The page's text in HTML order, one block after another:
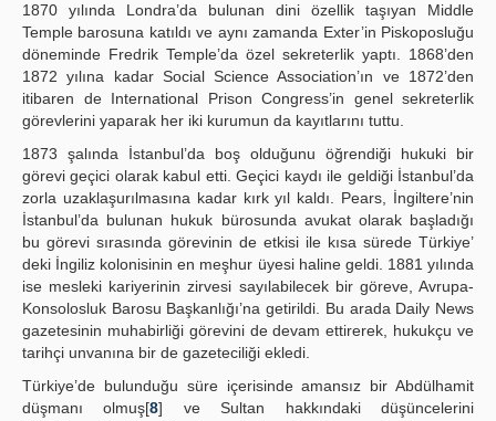
1870 yılında Londra’da bulunan dini özellik taşıyan Middle
Temple barosuna katıldı ve aynı zamanda Exter’in Piskoposluğu
döneminde Fredrik Temple’da özel sekreterlik yaptı. 1868’den
1872 yılına kadar Social Science Association’ın ve 1872’den
itibaren de International Prison Congress’in genel sekreterlik
görevlerini yaparak her iki kurumun da kayıtlarını tuttu.
1873 şalında İstanbul’da boş olduğunu öğrendiği hukuki bir
görevi geçici olarak kabul etti. Geçici kaydı ile geldiği İstanbul’da
zorla uzaklaşurılmasına kadar kırk yıl kaldı. Pears, İngiltere’nin
İstanbul’da bulunan hukuk bürosunda avukat olarak başladığı
bu görevi sırasında görevinin de etkisi ile kısa sürede Türkiye’
deki İngiliz kolonisinin en meşhur üyesi haline geldi. 1881 yılında
ise mesleki kariyerinin zirvesi sayılabilecek bir göreve, Avrupa-
Konsolosluk Barosu Başkanlığı’na getirildi. Bu arada Daily News
gazetesinin muhabirliği görevini de devam ettirerek, hukukçu ve
tarihçi unvanına bir de gazeteciliği ekledi.
Türkiye’de bulunduğu süre içerisinde amansız bir Abdülhamit
düşmanı olmuş[8] ve Sultan hakkındaki düşüncelerini